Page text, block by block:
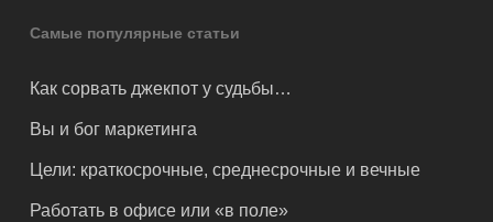
Самые популярные статьи
Как сорвать джекпот у судьбы…
Вы и бог маркетинга
Цели: краткосрочные, среднесрочные и вечные
Работать в офисе или «в поле»